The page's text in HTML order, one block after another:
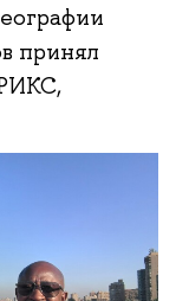
принял